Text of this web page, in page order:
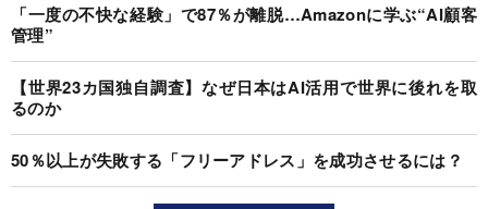
「一度の不快な経験」で87％が離脱…Amazonに学ぶ“AI顧客
管理”
【世界23カ国独自調査】なぜ日本はAI活用で世界に後れを取
るのか
50％以上が失敗する「フリーアドレス」を成功させるには？